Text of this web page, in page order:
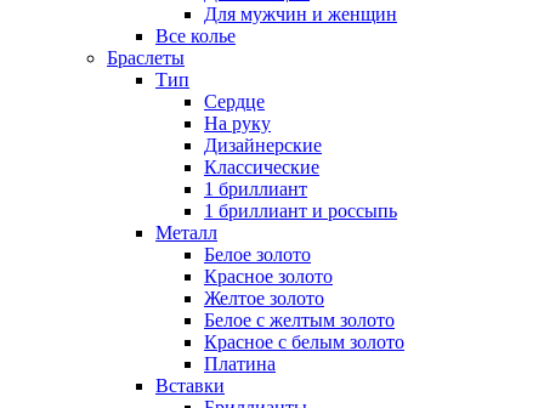
Для мужчин и женщин
Все колье
Браслеты
Тип
Сердце
На руку
Дизайнерские
Классические
1 бриллиант
1 бриллиант и россыпь
Металл
Белое золото
Красное золото
Желтое золото
Белое с желтым золото
Красное с белым золото
Платина
Вставки